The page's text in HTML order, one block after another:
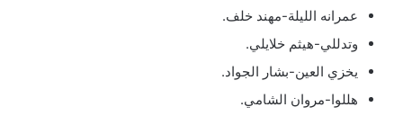
عمرانه الليلة-مهند خلف.
وتدللي-هيثم خلايلي.
يخزي العين-بشار الجواد.
هللوا-مروان الشامي.